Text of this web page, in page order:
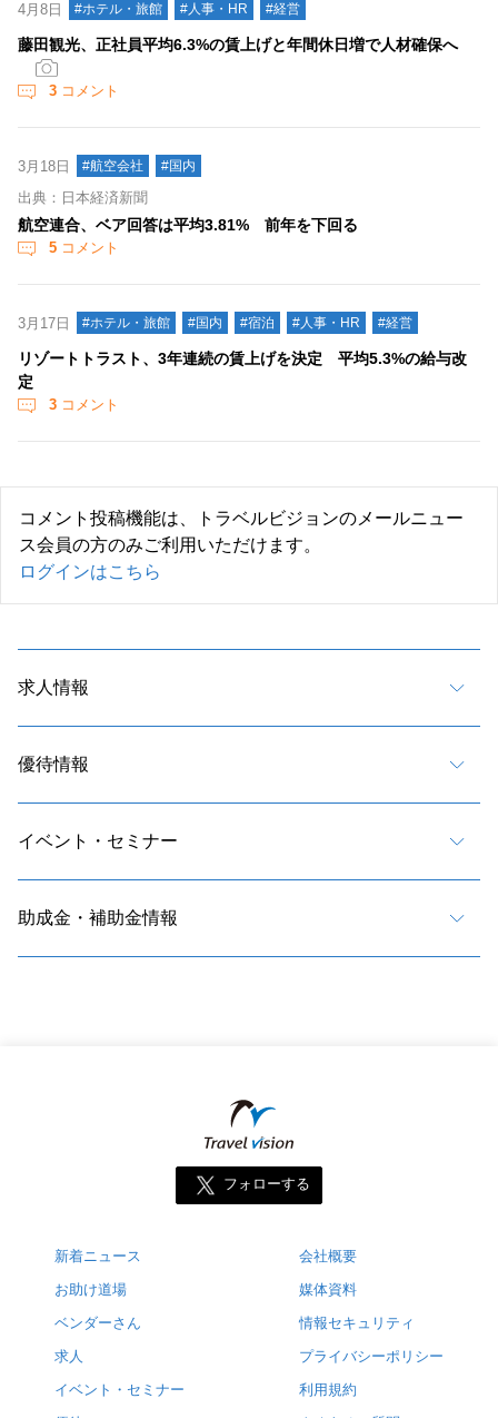
4月8日 #ホテル・旅館 #人事・HR #経営
藤田観光、正社員平均6.3%の賃上げと年間休日増で人材確保へ
3 コメント
3月18日 #航空会社 #国内
出典：日本経済新聞
航空連合、ベア回答は平均3.81% 前年を下回る
5 コメント
3月17日 #ホテル・旅館 #国内 #宿泊 #人事・HR #経営
リゾートトラスト、3年連続の賃上げを決定 平均5.3%の給与改
定
3 コメント
コメント投稿機能は、トラベルビジョンのメールニュー
ス会員の方のみご利用いただけます。
ログインはこちら
求人情報
優待情報
イベント・セミナー
助成金・補助金情報
フォローする
新着ニュース
お助け道場
ベンダーさん
求人
イベント・セミナー
会社概要
媒体資料
情報セキュリティ
プライバシーポリシー
利用規約